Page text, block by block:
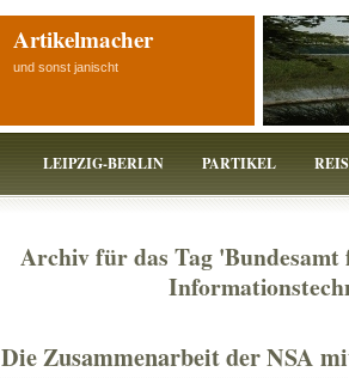
Artikelmacher
und sonst janischt
LEIPZIG-BERLIN PARTIKEL
Archiv für das Tag
Die Zusammenarbeit der NSA